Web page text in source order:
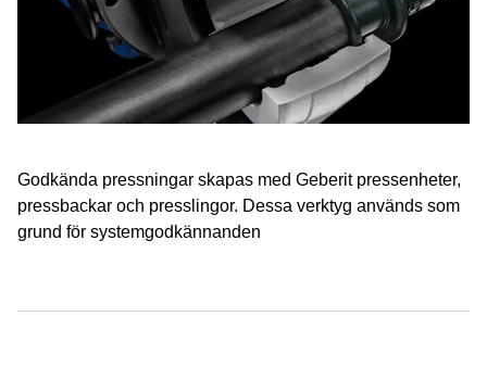
Godkända pressningar skapas med Geberit pressenheter,
pressbackar och presslingor. Dessa verktyg används som
grund för systemgodkännanden